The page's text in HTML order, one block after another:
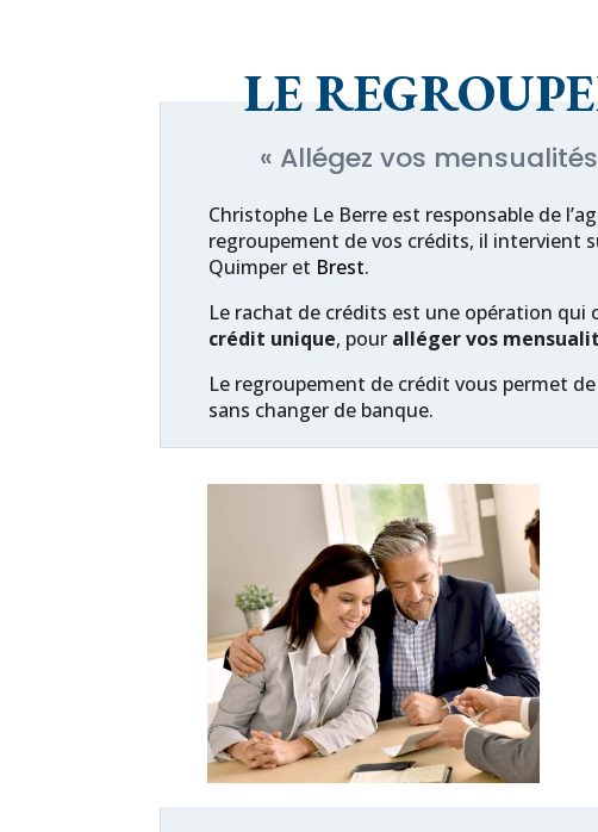
LE
« Allégez vos
Christophe Le Berre est responsable de
regroupement de vos crédits, il intervient
Quimper et Brest.
Le rachat de crédits est une opération qui
crédit unique, pour alléger vos
Le regroupement de crédit vous permet
sans changer de banque.